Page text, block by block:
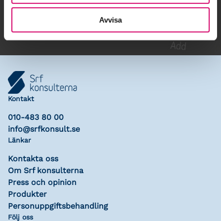
Avvisa
Lägg till i kalender
Kontakt
010-483 80 00
info@srfkonsult.se
Länkar
Kontakta oss
Om Srf konsulterna
Press och opinion
Produkter
Personuppgiftsbehandling
Följ oss